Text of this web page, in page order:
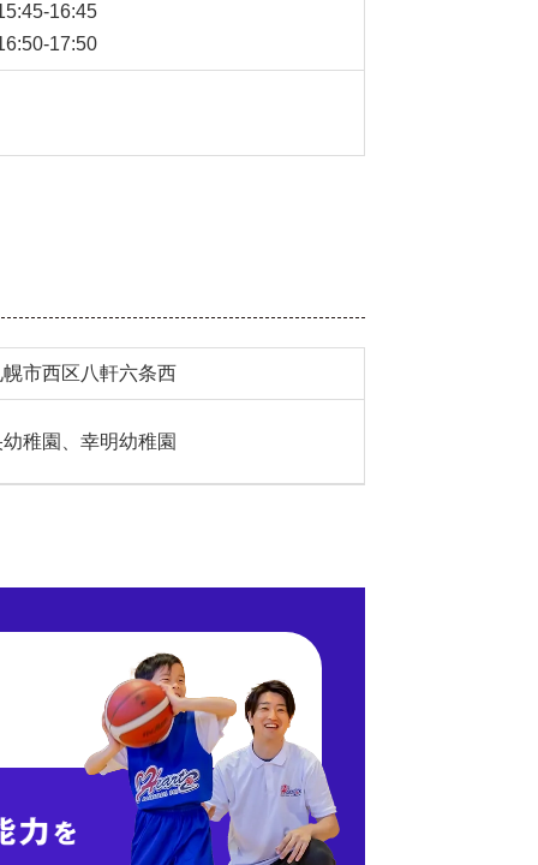
16:45
17:50
市西区八軒六条西
稚園、幸明幼稚園